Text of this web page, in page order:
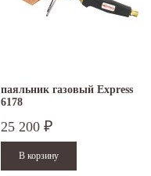
паяльник газовый Express
6178
25 200 ₽